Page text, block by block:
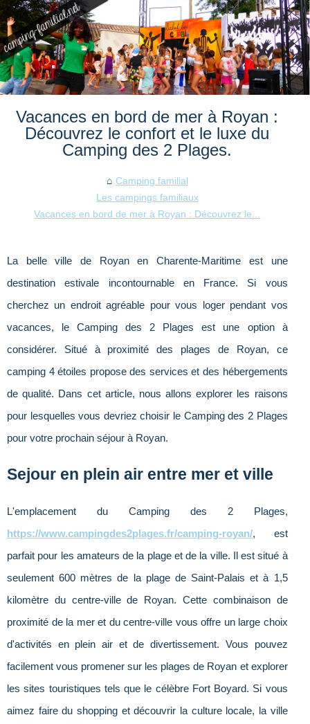
Vacances en bord de mer à Royan :
Découvrez le confort et le luxe du
Camping des 2 Plages.
Camping familial
Les campings familiaux
Vacances en bord de mer à Royan : Découvrez le...
La belle ville de Royan en Charente-Maritime est une
destination estivale incontournable en France. Si vous
cherchez un endroit agréable pour vous loger pendant vos
vacances, le Camping des 2 Plages est une option à
considérer. Situé à proximité des plages de Royan, ce
camping 4 étoiles propose des services et des hébergements
de qualité. Dans cet article, nous allons explorer les raisons
pour lesquelles vous devriez choisir le Camping des 2 Plages
pour votre prochain séjour à Royan.
Sejour en plein air entre mer et ville
L'emplacement du Camping des 2 Plages,
https://www.campingdes2plages.fr/camping-royan/, est
parfait pour les amateurs de la plage et de la ville. Il est situé à
seulement 600 mètres de la plage de Saint-Palais et à 1,5
kilomètre du centre-ville de Royan. Cette combinaison de
proximité de la mer et du centre-ville vous offre un large choix
d'activités en plein air et de divertissement. Vous pouvez
facilement vous promener sur les plages de Royan et explorer
les sites touristiques tels que le célèbre Fort Boyard. Si vous
aimez faire du shopping et découvrir la culture locale, la ville